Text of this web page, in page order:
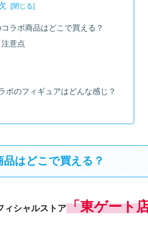
ラボ商品はどこで買える？
意点
ボのフィギュアはどんな感じ？
はどこで買える？
ィシャルストア「東ゲート